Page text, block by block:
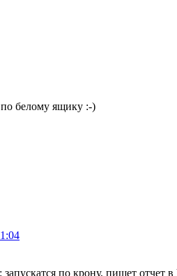
белому ящику :-)
по крону, пишет отчет